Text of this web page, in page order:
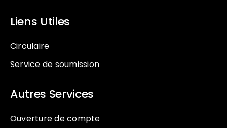
Liens Utiles
Circulaire
Service de soumission
Autres Services
Ouverture de compte